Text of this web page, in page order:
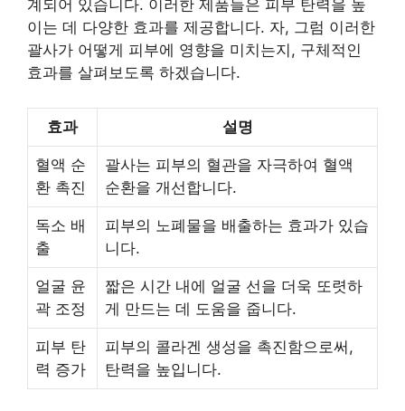
계되어 있습니다. 이러한 제품들은 피부 탄력을 높
이는 데 다양한 효과를 제공합니다. 자, 그럼 이러한
괄사가 어떻게 피부에 영향을 미치는지, 구체적인
효과를 살펴보도록 하겠습니다.
효과 설명
혈액 순
환 촉진
괄사는 피부의 혈관을 자극하여 혈액
순환을 개선합니다.
독소 배
출
피부의 노폐물을 배출하는 효과가 있습
니다.
얼굴 윤
곽 조정
짧은 시간 내에 얼굴 선을 더욱 또렷하
게 만드는 데 도움을 줍니다.
피부 탄
력 증가
피부의 콜라겐 생성을 촉진함으로써,
탄력을 높입니다.